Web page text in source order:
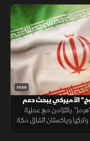
51:59
الأميركي يبحث دعم
بالتزامن مع عملية
وباكستان اتفاق مكة